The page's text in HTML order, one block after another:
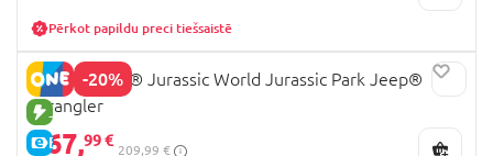
Pērkot papildu preci tiešsaistē
-20%
JAUNA PRECE
E-CENA
77984 LEGO® Jurassic World Jurassic Park Jeep®
Wrangler
167,99 €
209,99 €